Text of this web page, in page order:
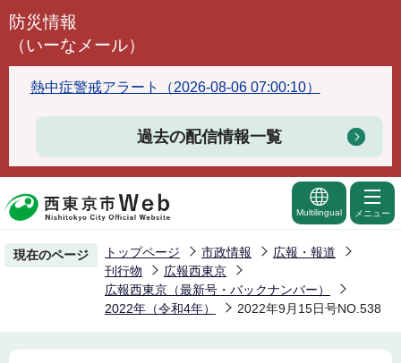
こ
頭
で
防災情報
（いーなメール）
熱中症警戒アラート（2026-08-06 07:00:10）
過去の配信情報一覧
Multilingual メニュー
現在のページ トップページ 市政情報
広報・報道
刊行物
広報西東京
広報西東京（最新号・バックナンバー）
2022年（令和4年）
2022年9月15日号NO.538